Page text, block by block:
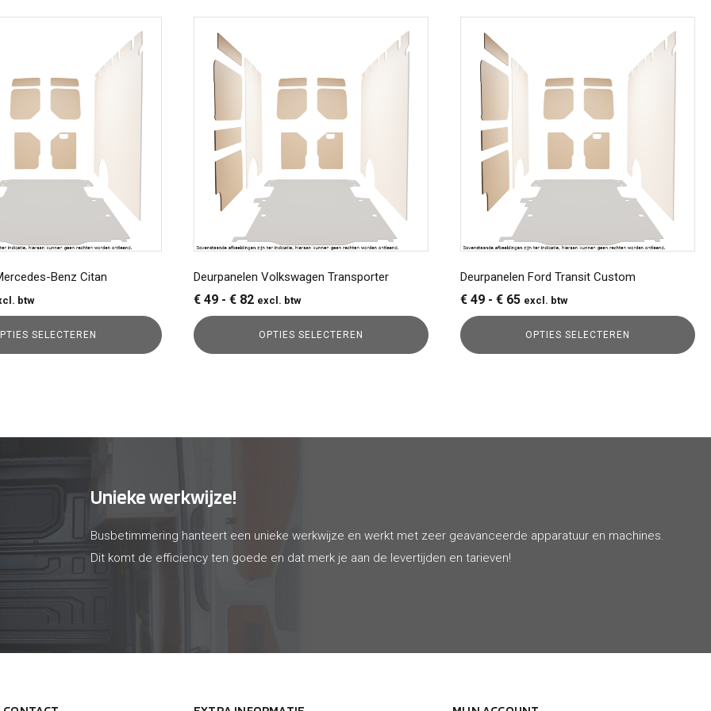
Benz Citan
btw
SELECTEREN
Deurpanelen Volkswagen Transporter
€ 49 - € 82Prijsklasse:
€ 49
tot
€ 82
excl. btw
OPTIES SELECTEREN
product
heeft
meerdere
variaties.
Deze
optie
gekozen
worden
productpagina
Deurpanelen Ford Transit Custom
€ 49 - € 65Prijsklasse:
€ 49
tot
€ 65
excl. btw
OPTIES SELECTEREN
product
heeft
meerdere
variaties.
Deze
optie
gekozen
worden
productpagina
Unieke werkwijze!
Busbetimmering hanteert een unieke werkwijze en werkt met zeer geavanceerde apparatuur en machines.
Dit komt de efficiency ten goede en dat merk je aan de levertijden en tarieven!